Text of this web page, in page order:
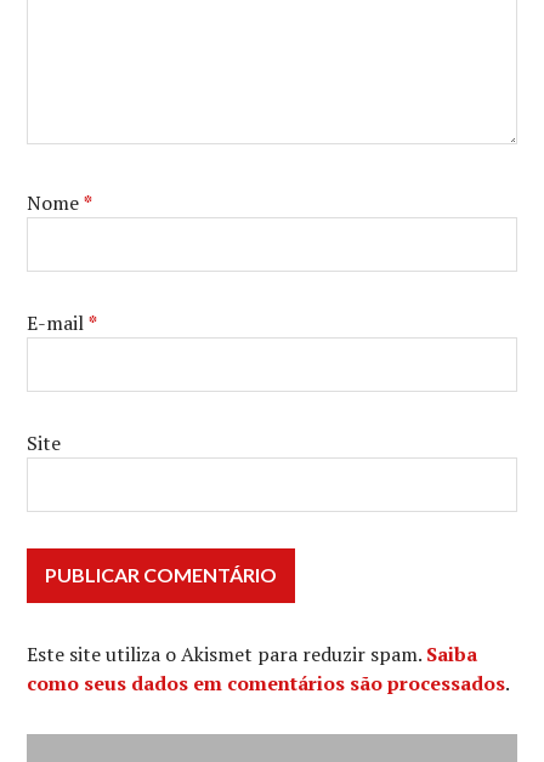
Nome*
E-mail*
Site
Este site utiliza o Akismet para reduzir spam. Saiba
como seus dados em comentários são processados.